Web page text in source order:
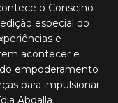
o Conselho
especial do
e
acontecer e
empoderamento
para impulsionar
Abdalla